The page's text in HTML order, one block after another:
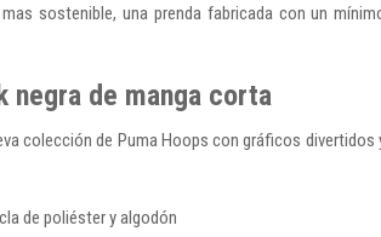
sostenible, una prenda fabricada con un
negra de manga corta
colección de Puma Hoops con gráficos
de poliéster y algodón